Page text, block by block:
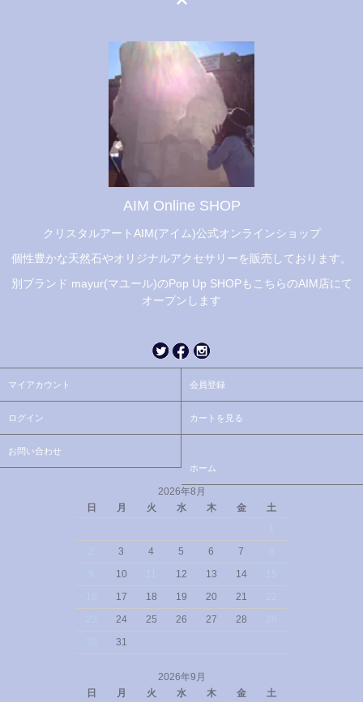
AIM Online SHOP
クリスタルアートAIM(アイム)公式オンラインショップ
個性豊かな天然石やオリジナルアクセサリーを販売しております。
別ブランド mayur(マユール)のPop Up SHOPもこちらのAIM店にて
オープンします
マイアカウント 会員登録
ログイン カートを見る
お問い合わせ
ホーム
2026年8月
日
月 火 水 木 金
土
3 4 5 6 7
10 12 13 14
17 18 19 20 21
24 25 26 27 28
31
2026年9月
日
月 火 水 木 金 土